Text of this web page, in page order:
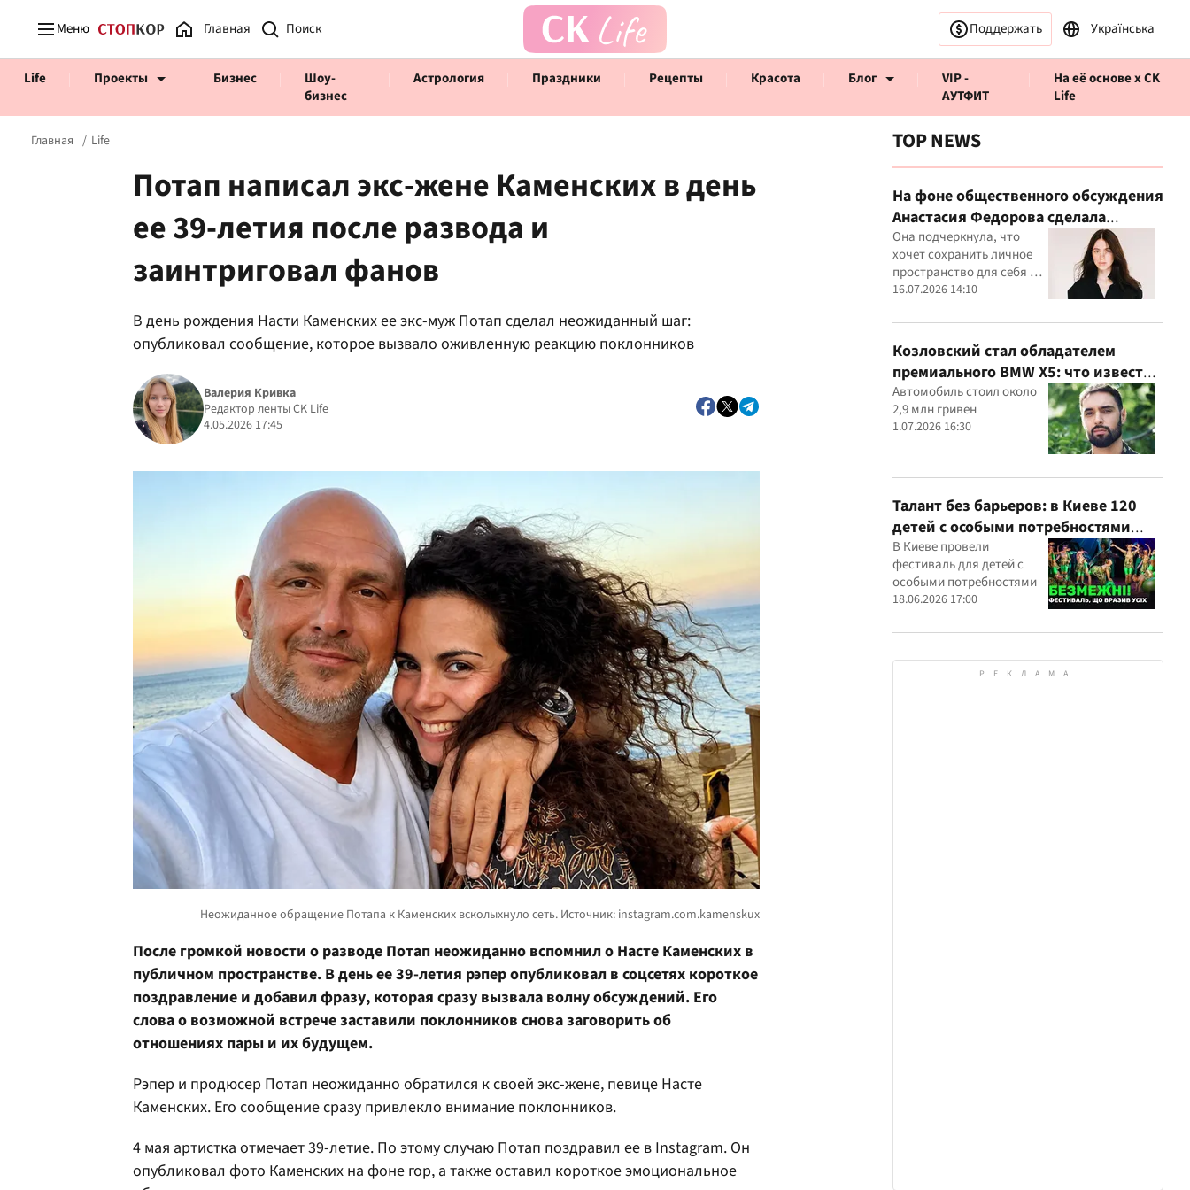
Меню Главная Поддержать Українська
Life Проекты Бизнес
Шоу-
бизнес
Астрология Праздники Рецепты Красота Блог
VIP -
АУТФИТ
На её основе x CK
Life
ВІДВЕРТІ Говорят инфлюенсеры
Главная Life
Потап написал экс-жене Каменских в день
ее 39-летия после развода и
заинтриговал фанов
В день рождения Насти Каменских ее экс-муж Потап сделал неожиданный шаг:
опубликовал сообщение, которое вызвало оживленную реакцию поклонников
Валерия Кривка
Редактор ленты CK Life
4.05.2026 17:45
После громкой новости о разводе Потап неожиданно вспомнил о Насте Каменских в
публичном пространстве. В день ее 39-летия рэпер опубликовал в соцсетях короткое
поздравление и добавил фразу, которая сразу вызвала волну обсуждений. Его
слова о возможной встрече заставили поклонников снова заговорить об
отношениях пары и их будущем.
Рэпер и продюсер Потап неожиданно обратился к своей экс-жене, певице Насте
Каменских. Его сообщение сразу привлекло внимание поклонников.
4 мая артистка отмечает 39-летие. По этому случаю Потап поздравил ее в Instagram. Он
опубликовал фото Каменских на фоне гор, а также оставил короткое эмоциональное
TOP NEWS
На фоне общественного обсуждения
Анастасия Федорова сделала
публичное заявление
Она подчеркнула, что
хочет сохранить личное
пространство для себя и
своего ребенка
16.07.2026 14:10
Козловский стал обладателем
премиального BMW X5: что известно
о покупке
Автомобиль стоил около
2,9 млн гривен
1.07.2026 16:30
Талант без барьеров: в Киеве 120
детей с особыми потребностями
выступили на всеукраинском
фестивале
В Киеве провели
фестиваль для детей с
особыми потребностями
18.06.2026 17:00